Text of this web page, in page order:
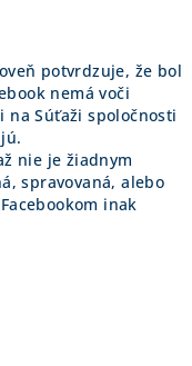
potvrdzuje, že bol
nemá voči
na Súťaži spoločnosti
nie je žiadnym
spravovaná, alebo
inak